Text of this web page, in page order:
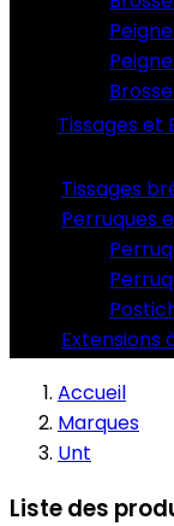
Tissages et
Tissages
Perruques
Extensions
Accueil
Marques
Unt
Liste des